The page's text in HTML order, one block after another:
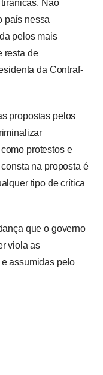
Não
país nessa
pelos mais
resta de
da Contraf-
propostas pelos
protestos e
na proposta é
tipo de crítica
que o governo
viola as
assumidas pelo